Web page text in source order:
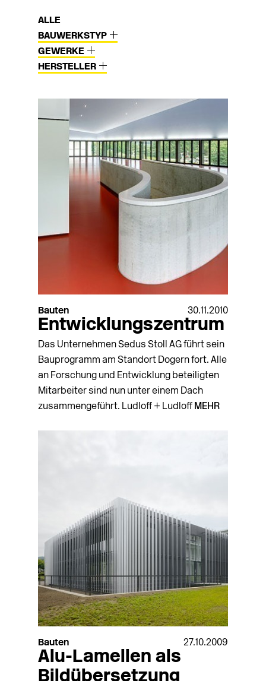
ALLE
BAUWERKSTYP
GEWERKE
HERSTELLER
Bauten 30.11.2010
Entwicklungszentrum
Das Unternehmen Sedus Stoll AG führt sein
Bauprogramm am Standort Dogern fort. Alle
an Forschung und Entwicklung beteiligten
Mitarbeiter sind nun unter einem Dach
zusammengeführt. Ludloff + Ludloff MEHR
Bauten 27.10.2009
Alu-Lamellen als
Bildübersetzung